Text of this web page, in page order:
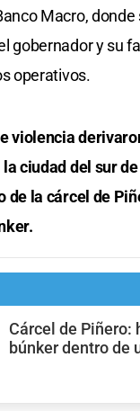
Macro, donde
gobernador y su
operativos.
violencia
ciudad del sur de
de la cárcel de
Cárcel de Piñero:
búnker dentro de